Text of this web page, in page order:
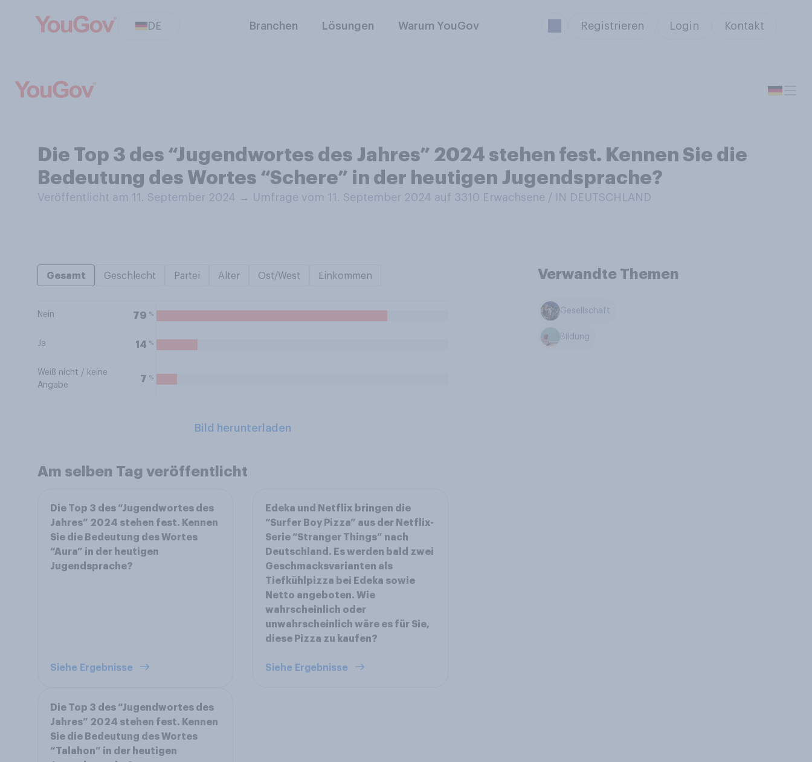
DE Branchen Lösungen Warum YouGov Registrieren Login Kontakt
Die Top 3 des “Jugendwortes des Jahres” 2024 stehen fest. Kennen Sie die
Bedeutung des Wortes “Schere” in der heutigen Jugendsprache?
Veröffentlicht am 11. September 2024 → Umfrage vom 11. September 2024 auf 3310 Erwachsene / IN DEUTSCHLAND
Gesamt Geschlecht Partei Alter Ost/West Einkommen
Nein 79 %
Ja 14 %
Weiß nicht / keine
Angabe
7 %
Bild herunterladen
Verwandte Themen
Gesellschaft
Bildung
Am selben Tag veröffentlicht
Die Top 3 des “Jugendwortes des
Jahres” 2024 stehen fest. Kennen
Sie die Bedeutung des Wortes
“Aura” in der heutigen
Jugendsprache?
Siehe Ergebnisse
Edeka und Netflix bringen die
“Surfer Boy Pizza” aus der Netflix-
Serie “Stranger Things” nach
Deutschland. Es werden bald zwei
Geschmacksvarianten als
Tiefkühlpizza bei Edeka sowie
Netto angeboten. Wie
wahrscheinlich oder
unwahrscheinlich wäre es für Sie,
diese Pizza zu kaufen?
Siehe Ergebnisse
Die Top 3 des “Jugendwortes des
Jahres” 2024 stehen fest. Kennen
Sie die Bedeutung des Wortes
“Talahon” in der heutigen